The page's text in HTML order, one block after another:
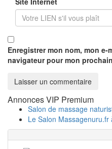
Enregistrer mon nom, mon
navigateur pour mon
Annonces VIP Premium
Salon de massage
Le Salon Massagenuru.fr